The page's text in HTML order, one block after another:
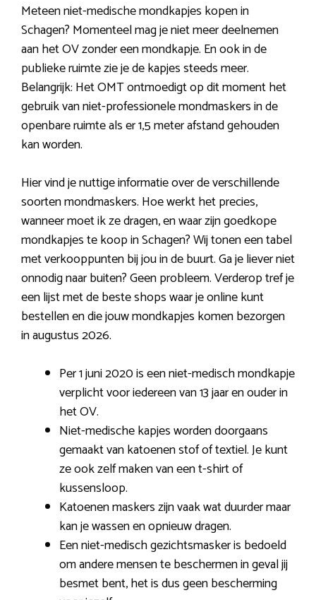
Meteen niet-medische mondkapjes kopen in
Schagen? Momenteel mag je niet meer deelnemen
aan het OV zonder een mondkapje. En ook in de
publieke ruimte zie je de kapjes steeds meer.
Belangrijk: Het OMT ontmoedigt op dit moment het
gebruik van niet-professionele mondmaskers in de
openbare ruimte als er 1,5 meter afstand gehouden
kan worden.
Hier vind je nuttige informatie over de verschillende
soorten mondmaskers. Hoe werkt het precies,
wanneer moet ik ze dragen, en waar zijn goedkope
mondkapjes te koop in Schagen? Wij tonen een tabel
met verkooppunten bij jou in de buurt. Ga je liever niet
onnodig naar buiten? Geen probleem. Verderop tref je
een lijst met de beste shops waar je online kunt
bestellen en die jouw mondkapjes komen bezorgen
in augustus 2026.
Per 1 juni 2020 is een niet-medisch mondkapje
verplicht voor iedereen van 13 jaar en ouder in
het OV.
Niet-medische kapjes worden doorgaans
gemaakt van katoenen stof of textiel. Je kunt
ze ook zelf maken van een t-shirt of
kussensloop.
Katoenen maskers zijn vaak wat duurder maar
kan je wassen en opnieuw dragen.
Een niet-medisch gezichtsmasker is bedoeld
om andere mensen te beschermen in geval jij
besmet bent, het is dus geen bescherming